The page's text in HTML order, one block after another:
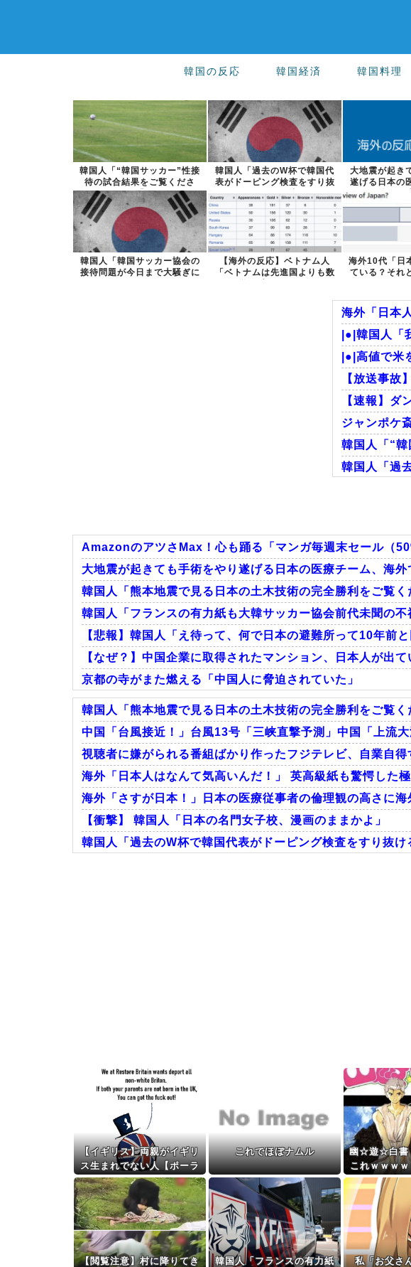
韓国の反応 韓国経済 韓国料理
韓国人「“韓国サッカー”性接
待の試合結果をご覧くださ
い」→「マッ...
韓国人「過去のW杯で韓国代
表がドーピング検査をすり抜
けるように注...
大地震が起き
遂げる日本の
外でも
韓国人「韓国サッカー協会の
接待問題が今日まで大騒ぎに
【海外の反応】ベトナム人
「ベトナムは先進国よりも数
海外10代「日
ている？それ
海外「日本
|●|韓国人「
|●|高値で米
【放送事故
【速報】ダ
ジャンポケ
韓国人「“
韓国人「過
韓国人「熊
Powered
AmazonのアツさMax！心も踊る「マンガ毎週末セール（
大地震が起きても手術をやり遂げる日本の医療チーム、海
韓国人「熊本地震で見る日本の土木技術の完全勝利をご覧
韓国人「フランスの有力紙も大韓サッカー協会前代未聞の
【悲報】韓国人「え待って、何で日本の避難所って10年前
【なぜ？】中国企業に取得されたマンション、日本人が出
京都の寺がまた燃える「中国人に脅迫されていた」
Powered by livedoor 相互RSS
韓国人「熊本地震で見る日本の土木技術の完全勝利をご覧
中国「台風接近！」台風13号「三峡直撃予測」中国「上流
視聴者に嫌がられる番組ばかり作ったフジテレビ、自業自
海外「日本人はなんて気高いんだ！」 英高級紙も驚愕した
海外「さすが日本！」日本の医療従事者の倫理観の高さに海
【衝撃】 韓国人「日本の名門女子校、漫画のままかよ」
韓国人「過去のW杯で韓国代表がドーピング検査をすり抜
【イギリス】両親がイギリ
ス生まれでない人【ポーラ
ンドボール】
これでほぼナムル
幽☆遊☆白書
これｗｗｗ
ｗ
【閲覧注意】村に降りてき
韓国人「フランスの有力紙
私「お父さ